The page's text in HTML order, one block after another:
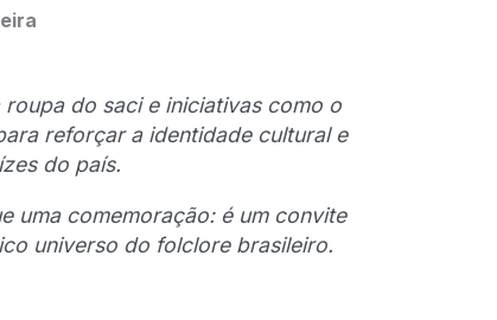
do saci e iniciativas como o
reforçar a identidade cultural e
do país.
uma comemoração: é um convite
universo do folclore brasileiro.